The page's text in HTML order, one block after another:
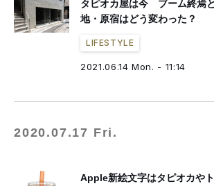
タピオカ屋は今 ブーム終焉
地・原宿はどう変わった？
LIFESTYLE
2021.06.14 Mon. - 11:14
2020.07.17 Fri.
Apple新絵文字はタピオカや